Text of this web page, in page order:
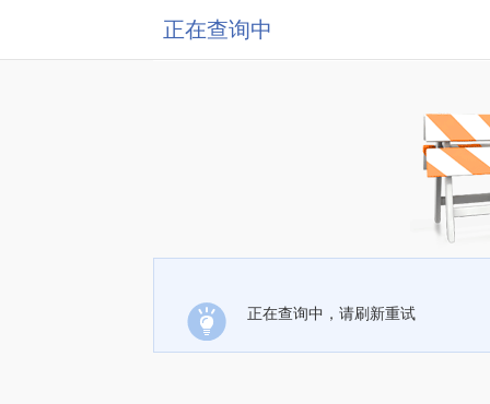
正在查询中
正在查询中，请刷新重试